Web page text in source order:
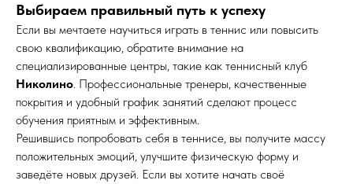
Выбираем правильный путь к успеху
Если вы мечтаете научиться играть в теннис или повысить
свою квалификацию, обратите внимание на
специализированные центры, такие как теннисный клуб
Николино. Профессиональные тренеры, качественные
покрытия и удобный график занятий сделают процесс
обучения приятным и эффективным.
Решившись попробовать себя в теннисе, вы получите массу
положительных эмоций, улучшите физическую форму и
заведёте новых друзей. Если вы хотите начать своё